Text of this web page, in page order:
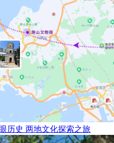
历史 两地文化探索之旅